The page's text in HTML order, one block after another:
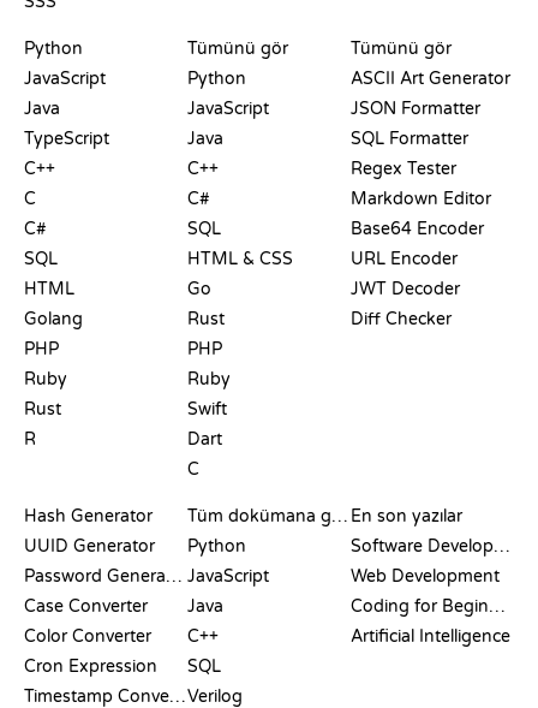
Python
JavaScript
Java
TypeScript
C++
C
C#
SQL
HTML
Golang
PHP
Ruby
Rust
R
Tümünü gör
Python
JavaScript
Java
C++
C#
SQL
HTML & CSS
Go
Rust
PHP
Ruby
Swift
Dart
C
Tümünü gör
ASCII Art Generator
JSON Formatter
SQL Formatter
Regex Tester
Markdown Editor
Base64 Encoder
URL Encoder
JWT Decoder
Diff Checker
Hash Generator
UUID Generator
Password Generator
Case Converter
Color Converter
Cron Expression
Timestamp Converter
Tüm dokümana göz at
Python
JavaScript
Java
C++
SQL
Verilog
En son yazılar
Software Development
Web Development
Coding for Beginners
Artificial Intelligence